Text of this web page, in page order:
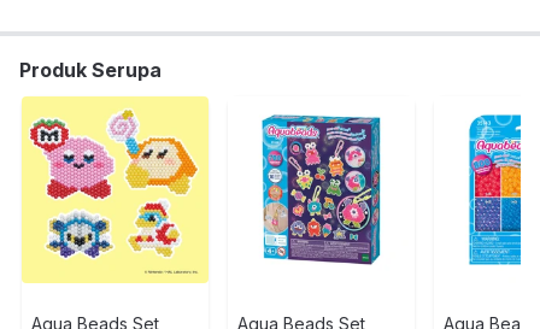
Produk Serupa
Aqua Beads Set
Aqua Beads Set
Aqua